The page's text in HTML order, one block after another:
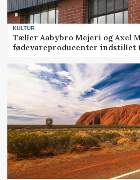
KULTUR
Tæller Aabybro Mejeri og Axel
fødevareproducenter indstillet